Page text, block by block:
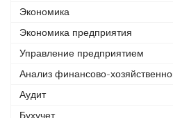
Экономика
Экономика предприятия
Управление предприятием
Анализ финансово-
Аудит
Бухучет